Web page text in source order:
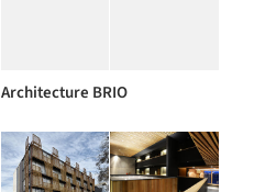
Architecture BRIO